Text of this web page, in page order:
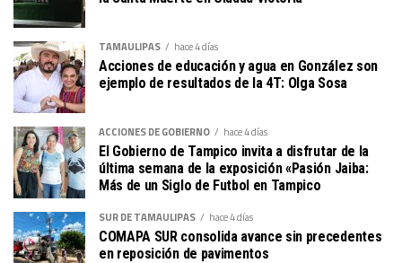
TAMAULIPAS hace 4 días
Acciones de educación y agua en González son
ejemplo de resultados de la 4T: Olga Sosa
ACCIONES DE GOBIERNO hace 4 días
El Gobierno de Tampico invita a disfrutar de la
última semana de la exposición «Pasión Jaiba:
Más de un Siglo de Futbol en Tampico
SUR DE TAMAULIPAS hace 4 días
COMAPA SUR consolida avance sin precedentes
en reposición de pavimentos